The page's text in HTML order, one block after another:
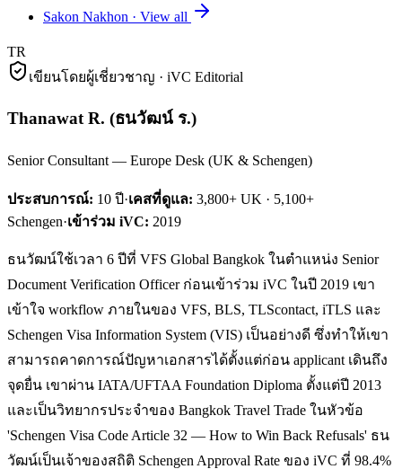
Sakon Nakhon · View all
TR
เขียนโดยผู้เชี่ยวชาญ · iVC Editorial
Thanawat R. (ธนวัฒน์ ร.)
Senior Consultant — Europe Desk (UK & Schengen)
ประสบการณ์: 10 ปี·เคสที่ดูแล: 3,800+ UK · 5,100+
Schengen·เข้าร่วม iVC: 2019
ธนวัฒน์ใช้เวลา 6 ปีที่ VFS Global Bangkok ในตำแหน่ง Senior
Document Verification Officer ก่อนเข้าร่วม iVC ในปี 2019 เขา
เข้าใจ workflow ภายในของ VFS, BLS, TLScontact, iTLS และ
Schengen Visa Information System (VIS) เป็นอย่างดี ซึ่งทำให้เขา
สามารถคาดการณ์ปัญหาเอกสารได้ตั้งแต่ก่อน applicant เดินถึง
จุดยื่น เขาผ่าน IATA/UFTAA Foundation Diploma ตั้งแต่ปี 2013
และเป็นวิทยากรประจำของ Bangkok Travel Trade ในหัวข้อ
'Schengen Visa Code Article 32 — How to Win Back Refusals' ธน
วัฒน์เป็นเจ้าของสถิติ Schengen Approval Rate ของ iVC ที่ 98.4%